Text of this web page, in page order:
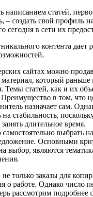
написанием статей,
– создать свой профиль
сегодня в сети их
контента дает
сайтах можно
который раньше
Темы статей, как и их
в том, что
назначает сам.
на стабильность,
длительное время.
выбрать
Основными
выбор, являются
только заказы для
о работе. Однако число
рассмотрим подробнее